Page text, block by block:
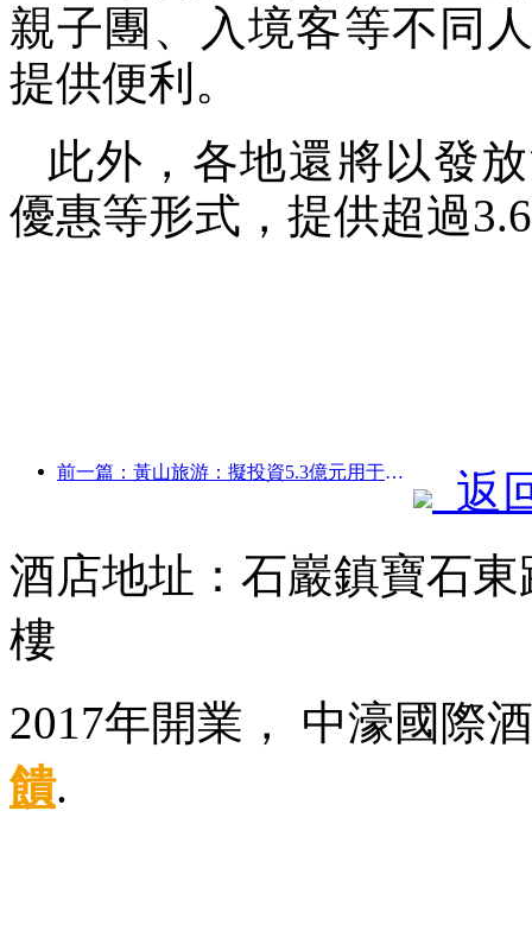
親子團、入境客等不同
提供便利。
此外，各地還將以發
優惠等形式，提供超過
前一篇：黃山旅游：擬投資5.3億元用于酒店改造
返
酒店地址：石巖鎮寶石
樓
2017年開業， 中濠國
饋.